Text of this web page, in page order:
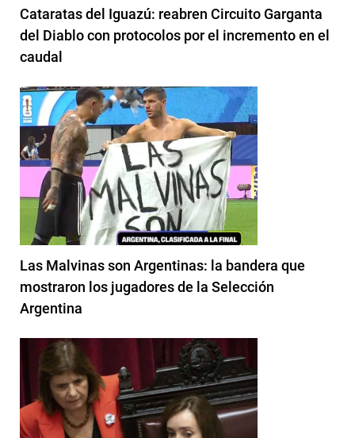
Cataratas del Iguazú: reabren Circuito Garganta
del Diablo con protocolos por el incremento en el
caudal
Las Malvinas son Argentinas: la bandera que
mostraron los jugadores de la Selección
Argentina